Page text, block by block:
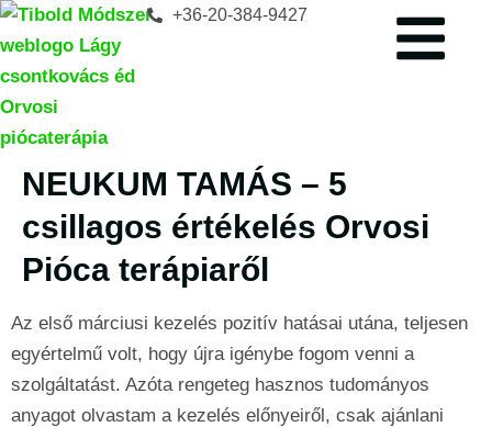
+36-20-384-9427
NEUKUM TAMÁS – 5
csillagos értékelés Orvosi
Pióca terápiaről
Az első márciusi kezelés pozitív hatásai utána, teljesen
egyértelmű volt, hogy újra igénybe fogom venni a
szolgáltatást. Azóta rengeteg hasznos tudományos
anyagot olvastam a kezelés előnyeiről, csak ajánlani